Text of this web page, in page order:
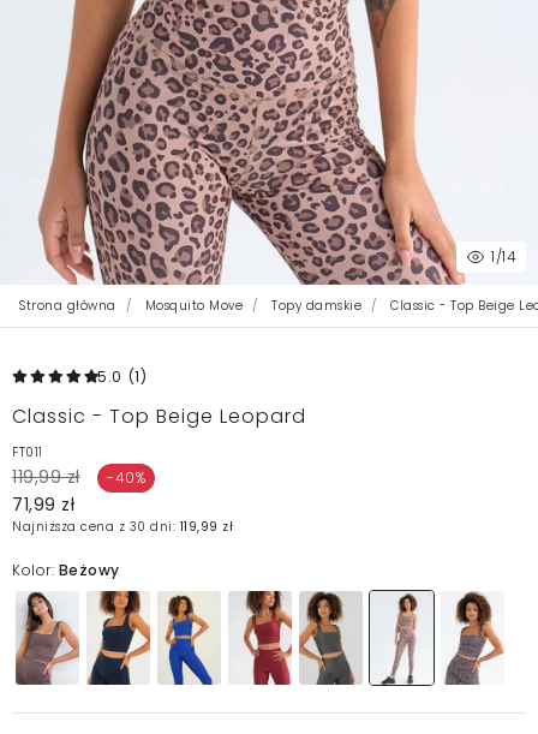
1/14
Strona główna Mosquito Move Topy damskie Classic - Top Beige
5.0 (1)
Classic - Top Beige Leopard
FT011
119,99 zł -40%
71,99 zł
Najniższa cena z 30 dni: 119,99 zł
Kolor: Beżowy